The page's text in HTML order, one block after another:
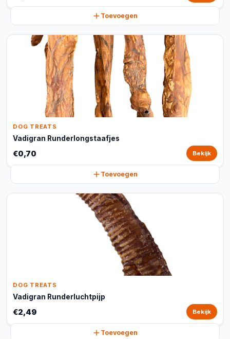
Toevoegen
DOG TREATS
Vadigran Runderlongstaafjes
€0,70 Bekijk
Toevoegen
DOG TREATS
Vadigran Runderluchtpijp
€2,49 Bekijk
Toevoegen